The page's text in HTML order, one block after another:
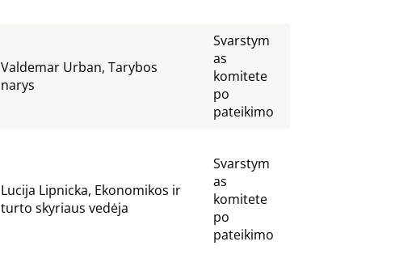
Valdemar Urban, Tarybos
narys
Svarstym
as
komitete
po
pateikimo
Lucija Lipnicka, Ekonomikos ir
turto skyriaus vedėja
Svarstym
as
komitete
po
pateikimo